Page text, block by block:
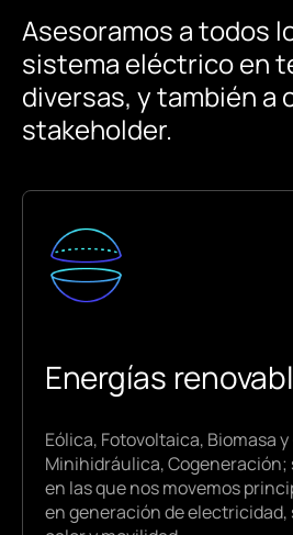
Asesoramos a todos
sistema eléctrico en
diversas, y también a
stakeholder.
Energías
Eólica, Fotovoltaica, Biomasa y
Minihidráulica, Cogeneración;
en las que nos movemos
en generación de electricidad,
de inversores fotovoltaicos,
Ingenierías, Firmas de
verticalmente integradas,
Comunidades de Energías
Empresas y
Contratos de Operación &